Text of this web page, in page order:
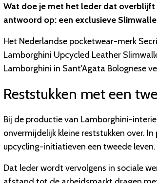
Wat doe je met het leder dat overblijft
antwoord op: een exclusieve
Het Nederlandse pocketwear-merk
Lamborghini Upcycled Leather
Lamborghini in Sant'Agata Bolognese
Reststukken met een
Bij de productie van Lamborghini-
onvermijdelijk kleine reststukken over.
upcycling-initiatieven een tweede leven.
Dat leder wordt vervolgens in sociale